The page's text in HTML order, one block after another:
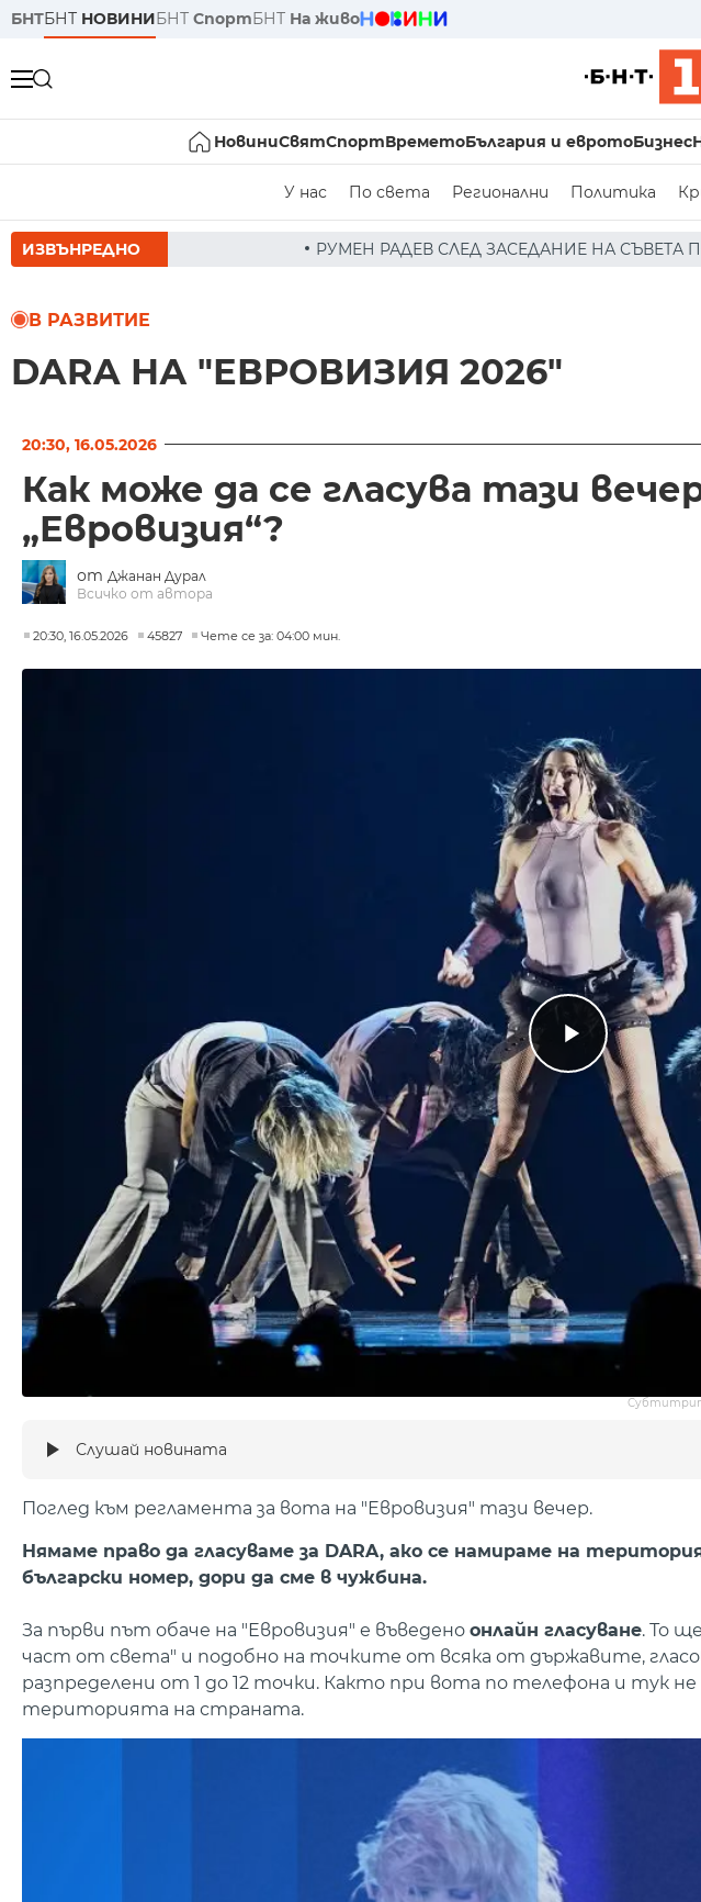
БНТБНТ НОВИНИБНТ СпортБНТ На живо
НовиниСвятСпортВреметоБългария и евротоБизнес
У нас По света Регионални Политика
ИЗВЪНРЕДНОРУМЕН РАДЕВ СЛЕД ЗАСЕДАНИЕ НА СЪВЕТА ПО СИГУРНОСТТА: ДРОН
В РАЗВИТИЕ
DARA НА "ЕВРОВИЗИЯ 2026"
20:30, 16.05.2026
Как може да се гласува тази
„Евровизия“?
от Джанан Дурал
Всичко от автора
20:30, 16.05.2026 45827 Чете се за: 04:00 мин.
Слушай новината
Поглед към регламента за вота на "Евровизия" тази вечер.
Нямаме право да гласуваме за DARA, ако се намираме на
български номер, дори да сме в чужбина.
За първи път обаче на "Евровизия" е въведено онлайн гласуване. То
част от света" и подобно на точките от всяка от държавите,
разпределени от 1 до 12 точки. Както при вота по телефона и тук
територията на страната.